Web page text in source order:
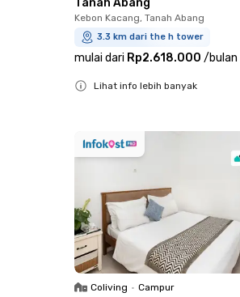
Kebon Kacang, Tanah Abang
3.3 km dari the h tower
mulai dari Rp2.618.000 /bulan
Lihat info lebih banyak
Coliving • Campur